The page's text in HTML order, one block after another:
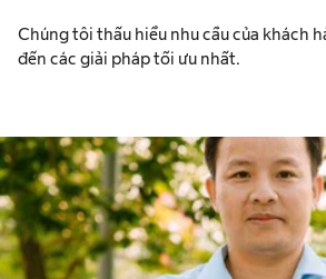
Chúng tôi thấu hiểu nhu cầu của khách
đến các giải pháp tối ưu nhất.